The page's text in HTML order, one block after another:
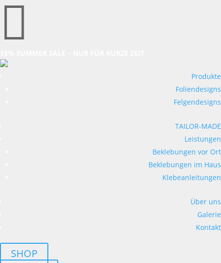

Produkte
Foliendesigns
Felgendesigns
TAILOR-MADE
Leistungen
Beklebungen vor Ort
Beklebungen im Haus
Klebeanleitungen
Über uns
Galerie
Kontakt
SHOP